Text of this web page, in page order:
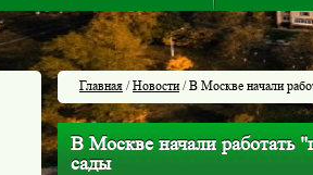
Главная /Новости/ В Москве начали
В Москве начали работать
сады